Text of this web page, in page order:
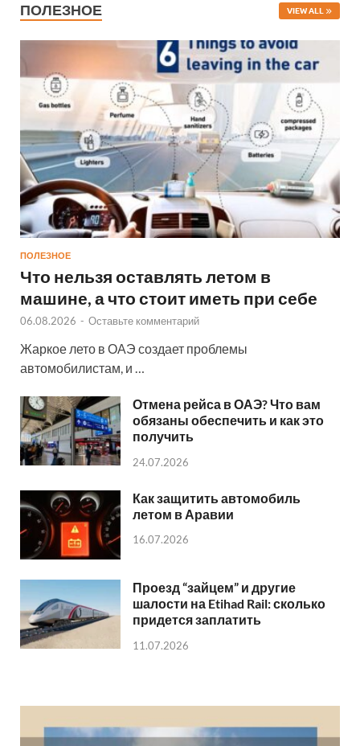
ПОЛЕЗНОЕ VIEW ALL
ПОЛЕЗНОЕ
Что нельзя оставлять летом в
машине, а что стоит иметь при себе
06.08.2026 - Оставьте комментарий
Жаркое лето в ОАЭ создает проблемы
автомобилистам, и …
Отмена рейса в ОАЭ? Что вам
обязаны обеспечить и как это
получить
24.07.2026
Как защитить автомобиль
летом в Аравии
16.07.2026
Проезд “зайцем” и другие
шалости на Etihad Rail: сколько
придется заплатить
11.07.2026